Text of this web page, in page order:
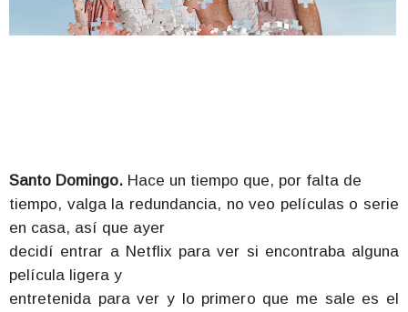
Santo Domingo. Hace un tiempo que, por falta de
tiempo, valga la redundancia, no veo películas o serie
en casa, así que ayer
decidí entrar a Netflix para ver si encontraba alguna
película ligera y
entretenida para ver y lo primero que me sale es el